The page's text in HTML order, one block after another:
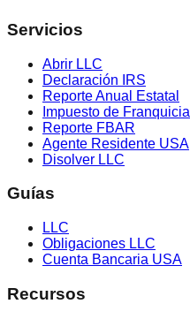
Servicios
Abrir LLC
Declaración IRS
Reporte Anual Estatal
Impuesto de Franquicia
Reporte FBAR
Agente Residente USA
Disolver LLC
Guías
LLC
Obligaciones LLC
Cuenta Bancaria USA
Recursos